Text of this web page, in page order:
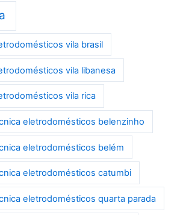
vila brasil
vila libanesa
vila rica
eletrodomésticos belenzinho
eletrodomésticos belém
eletrodomésticos catumbi
eletrodomésticos quarta parada